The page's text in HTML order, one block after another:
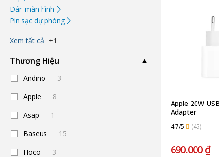
Dán màn hình
Pin sạc dự phòng
Xem tất cả +1
Thương Hiệu
Andino
3
Apple
8
Asap
1
Baseus
15
Hoco
3
Apple 20W
Adapter
4.7/5 (45)
690.000 ₫